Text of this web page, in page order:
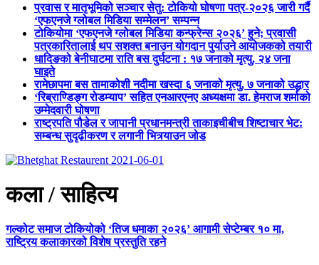
प्रवास र मातृभूमिको सञ्चार सेतु: टोकियो घोषणा पत्र-२०२६ जारी गर्दै
‘एफएनजे ग्लोबल मिडिया सम्मेलन’ सम्पन्न
टोकियोमा ‘एफएनजे ग्लोबल मिडिया कन्फ्रेन्स २०२६’ हुने; प्रवासी
पत्रकारितालाई थप सशक्त बनाउन योगदान पुर्याउने आयोजकको तयारी
धादिङको बेनीघाटमा राति बस दुर्घटना : १७ जनाको मृत्यु, २४ जना
घाइते
रामेछापमा बस तामाकोशी नदीमा खस्दा ६ जनाको मृत्यु, ७ जनाको उद्धार
‘रिब्राण्डिङ्ग रोडम्याप’ सहित एनआरएनए अध्यक्षमा डा. हेमराज शर्माको
उम्मेदवारी घोषणा
राष्ट्रपति पौडेल र जापानी प्रधानमन्त्री ताकाइचीबीच शिष्टाचार भेट:
सम्बन्ध सुदृढीकरण र लगानी भित्र्याउन जोड
कला / साहित्य
गल्कोट समाज टोकियोको ‘तिज धमाका २०२६’ आगामी सेप्टेम्बर १० मा,
राष्ट्रिय कलाकारको विशेष प्रस्तुति रहने